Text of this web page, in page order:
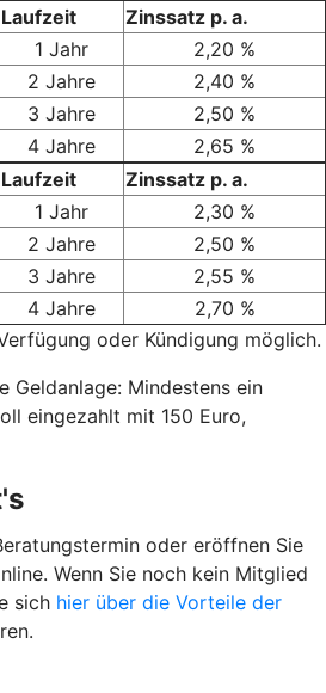
Laufzeit
Zinssatz p. a.
1 Jahr
2,20 %
2 Jahre
2,40 %
3 Jahre
2,50 %
4 Jahre
2,65 %
Laufzeit
Zinssatz p. a.
1 Jahr
2,30 %
2 Jahre
2,50 %
3 Jahre
2,55 %
4 Jahre
2,70 %
oder Kündigung möglich.
Geldanlage: Mindestens ein
eingezahlt mit 150 Euro,
oder eröffnen Sie
Wenn Sie noch kein Mitglied
sich hier über die Vorteile der